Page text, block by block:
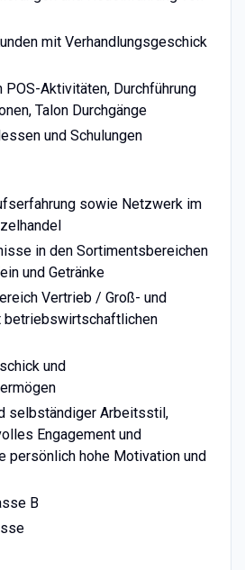
mit Verhandlungsgeschick
POS-Aktivitäten, Durchführung
Talon Durchgänge
und Schulungen
sowie Netzwerk im
in den Sortimentsbereichen
und Getränke
Vertrieb / Groß- und
betriebswirtschaftlichen
und
selbständiger Arbeitsstil,
Engagement und
persönlich hohe Motivation und
B